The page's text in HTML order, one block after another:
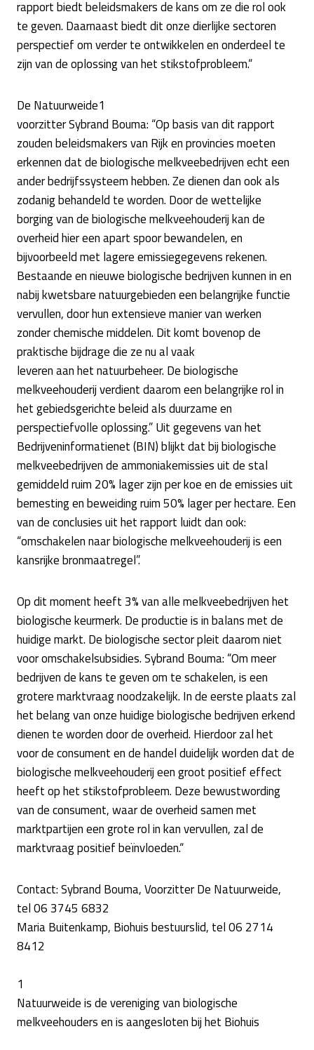
rapport biedt beleidsmakers de kans om ze die rol ook
te geven. Daarnaast biedt dit onze dierlijke sectoren
perspectief om verder te ontwikkelen en onderdeel te
zijn van de oplossing van het stikstofprobleem.“
De Natuurweide1
voorzitter Sybrand Bouma: “Op basis van dit rapport
zouden beleidsmakers van Rijk en provincies moeten
erkennen dat de biologische melkveebedrijven echt een
ander bedrijfssysteem hebben. Ze dienen dan ook als
zodanig behandeld te worden. Door de wettelijke
borging van de biologische melkveehouderij kan de
overheid hier een apart spoor bewandelen, en
bijvoorbeeld met lagere emissiegegevens rekenen.
Bestaande en nieuwe biologische bedrijven kunnen in en
nabij kwetsbare natuurgebieden een belangrijke functie
vervullen, door hun extensieve manier van werken
zonder chemische middelen. Dit komt bovenop de
praktische bijdrage die ze nu al vaak
leveren aan het natuurbeheer. De biologische
melkveehouderij verdient daarom een belangrijke rol in
het gebiedsgerichte beleid als duurzame en
perspectiefvolle oplossing.” Uit gegevens van het
Bedrijveninformatienet (BIN) blijkt dat bij biologische
melkveebedrijven de ammoniakemissies uit de stal
gemiddeld ruim 20% lager zijn per koe en de emissies uit
bemesting en beweiding ruim 50% lager per hectare. Een
van de conclusies uit het rapport luidt dan ook:
“omschakelen naar biologische melkveehouderij is een
kansrijke bronmaatregel”.
Op dit moment heeft 3% van alle melkveebedrijven het
biologische keurmerk. De productie is in balans met de
huidige markt. De biologische sector pleit daarom niet
voor omschakelsubsidies. Sybrand Bouma: “Om meer
bedrijven de kans te geven om te schakelen, is een
grotere marktvraag noodzakelijk. In de eerste plaats zal
het belang van onze huidige biologische bedrijven erkend
dienen te worden door de overheid. Hierdoor zal het
voor de consument en de handel duidelijk worden dat de
biologische melkveehouderij een groot positief effect
heeft op het stikstofprobleem. Deze bewustwording
van de consument, waar de overheid samen met
marktpartijen een grote rol in kan vervullen, zal de
marktvraag positief beïnvloeden.“
Contact: Sybrand Bouma, Voorzitter De Natuurweide,
tel 06 3745 6832
Maria Buitenkamp, Biohuis bestuurslid, tel 06 2714
8412
1
Natuurweide is de vereniging van biologische
melkveehouders en is aangesloten bij het Biohuis